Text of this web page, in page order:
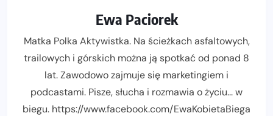
Ewa Paciorek
Matka Polka Aktywistka. Na ścieżkach asfaltowych,
trailowych i górskich można ją spotkać od ponad 8
lat. Zawodowo zajmuje się marketingiem i
podcastami. Pisze, słucha i rozmawia o życiu... w
biegu. https://www.facebook.com/EwaKobietaBiega